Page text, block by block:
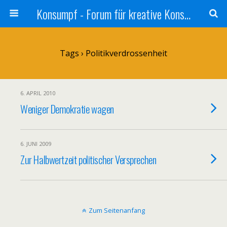
Konsumpf - Forum für kreative Konsumkritik - Culture Jamming, Nachhaltigkeit, Konzernkritik, Adbusting
Tags › Politikverdrossenheit
6. APRIL 2010
Weniger Demokratie wagen
6. JUNI 2009
Zur Halbwertzeit politischer Versprechen
Zum Seitenanfang